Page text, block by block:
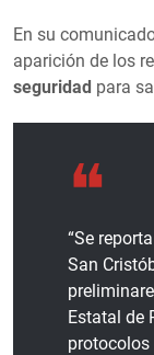
En su
aparición de los
seguridad para
“Se
San
Estatal de
protocolos